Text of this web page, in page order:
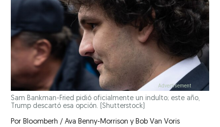
Sam Bankman-Fried pidió oficialmente un indulto; este año,
Trump descartó esa opción. (Shutterstock)
Por Bloomberh / Ava Benny-Morrison y Bob Van Voris